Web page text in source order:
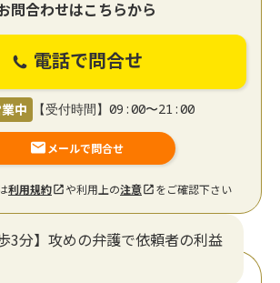
問合わせはこちらから
電話で問合せ
中 【受付時間】09:00〜21:00
メールで問合せ
利用規約 や利用上の注意 をご確認下さい
3分】攻めの弁護で依頼者の利益